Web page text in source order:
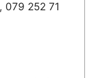
079 252 71